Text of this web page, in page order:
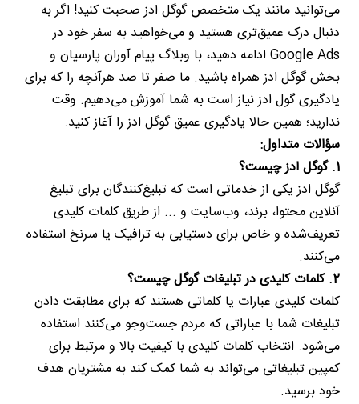
می‌توانید مانند یک متخصص گوگل ادز صحبت کنید! اگر به
دنبال درک عمیق‌تری هستید و می‌خواهید به سفر خود در
Google Ads ادامه دهید، با وبلاگ پیام آوران پارسیان و
بخش گوگل ادز همراه باشید. ما صفر تا صد هرآنچه را که برای
یادگیری گول ادز نیاز است به شما آموزش می‌دهیم. وقت
ندارید؛ همین حالا یادگیری عمیق گوگل ادز را آغاز کنید.
سؤالات متداول:
1. گوگل ادز چیست؟
گوگل ادز یکی از خدماتی است که تبلیغ‌کنندگان برای تبلیغ
آنلاین محتوا، برند، وب‌سایت و ... از طریق کلمات کلیدی
تعریف‌شده و خاص برای دستیابی به ترافیک یا سرنخ استفاده
می‌کنند.
2. کلمات کلیدی در تبلیغات گوگل چیست؟
کلمات کلیدی عبارات یا کلماتی هستند که برای مطابقت دادن
تبلیغات شما با عباراتی که مردم جست‌وجو می‌کنند استفاده
می‌شود. انتخاب کلمات کلیدی با کیفیت بالا و مرتبط برای
کمپین تبلیغاتی می‌تواند به شما کمک کند به مشتریان هدف
خود برسید.